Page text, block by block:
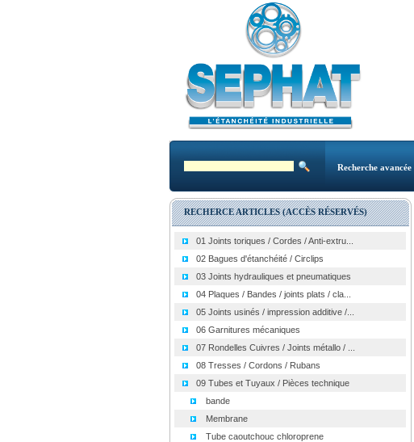
Recherche avancée
RECHERCE ARTICLES (ACCÈS RÉSERVÉS)
01 Joints toriques / Cordes / Anti-extru...
02 Bagues d'étanchéité / Circlips
03 Joints hydrauliques et pneumatiques
04 Plaques / Bandes / joints plats / cla...
05 Joints usinés / impression additive /...
06 Garnitures mécaniques
07 Rondelles Cuivres / Joints métallo / ...
08 Tresses / Cordons / Rubans
09 Tubes et Tuyaux / Pièces technique
bande
Membrane
Tube caoutchouc chloroprene